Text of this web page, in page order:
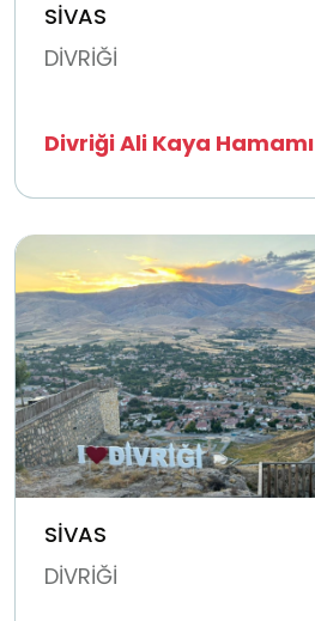
SİVAS
DİVRİĞİ
Divriği Ali Kaya Hamamı
SİVAS
DİVRİĞİ